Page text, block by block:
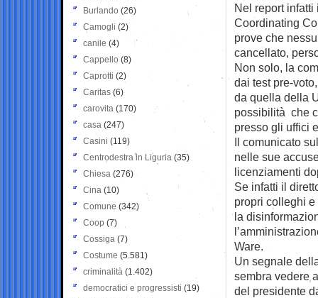
Nel report infatti
Coordinating
prove che
cancellato,
Non solo, la
dai test pre-
da quella della
possibilità che
presso gli uffici
Il comunicato
nelle sue
licenziamenti
Se infatti il
propri colleghi
la
Ware.
Un segnale
sembra vedere
del presidente
Burlando (26)
Camogli (2)
canile (4)
Cappello (8)
Caprotti (2)
Caritas (6)
carovita (170)
casa (247)
Casini (119)
Centrodestra in Liguria (35)
Chiesa (276)
Cina (10)
Comune (342)
Coop (7)
Cossiga (7)
Costume (5.581)
criminalità (1.402)
democratici e progressisti (19)